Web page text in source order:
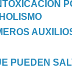
PUEDEN